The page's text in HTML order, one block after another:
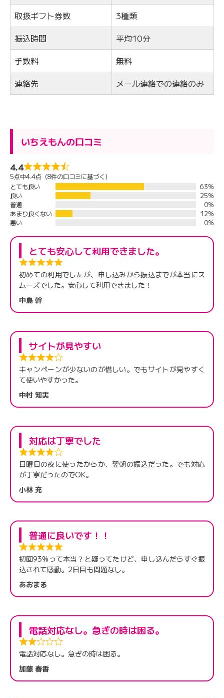
取扱ギフト券数
3種類
振込時間
平均10分
手数料
無料
連絡先
メール連絡での連絡のみ
いちえもんの口コミ
4.4
5点中4.4点（8件の口コミに基づく）
とても良い
63%
良い
25%
普通
0%
あまり良くない
12%
悪い
0%
とても安心して利用できました。
初めての利用でしたが、申し込みから振込までが本当にス
ムーズでした。安心して利用できました！
中島 幹
サイトが見やすい
キャンペーンが少ないのが惜しい。でもサイトが見やすく
て使いやすかった。
中村 知実
対応は丁寧でした
日曜日の夜に使ったからか、翌朝の振込だった。でも対応
が丁寧だったのでOK。
小林 充
普通に良いです！！
初回93%って本当？と疑ってたけど、申し込んだらすぐ振
込されて感動。2日目も問題なし。
あおまる
電話対応なし。急ぎの時は困る。
電話対応なし。急ぎの時は困る。
加藤 春香